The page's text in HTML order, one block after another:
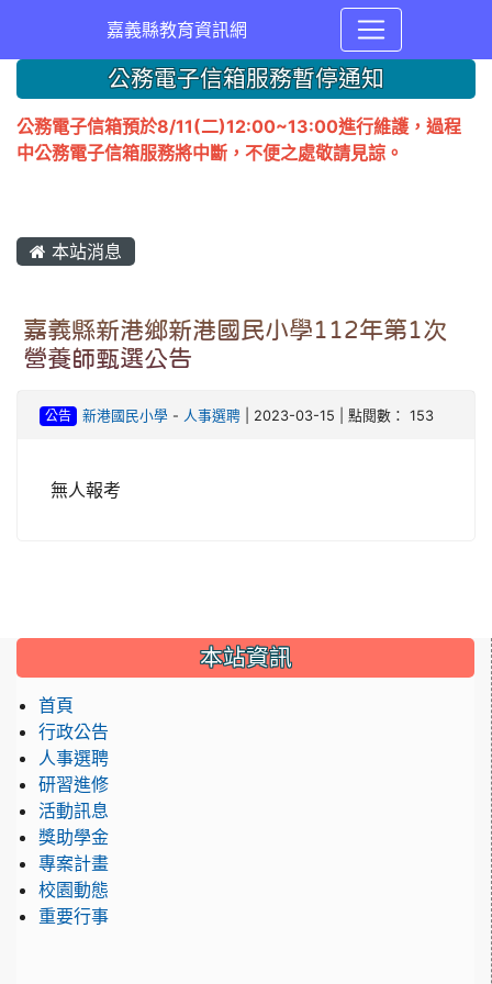
嘉義縣教育資訊網
公務電子信箱服務暫停通知
公務電子信箱預於8/11(二)12:00~13:00進行維護，過程
中公務電子信箱服務將中斷，不便之處敬請見諒。
本站消息
嘉義縣新港鄉新港國民小學112年第1次
營養師甄選公告
公告 新港國民小學- 人事選聘| 2023-03-15 | 點閱數： 153
無人報考
本站資訊
首頁
行政公告
人事選聘
研習進修
活動訊息
獎助學金
專案計畫
校園動態
重要行事